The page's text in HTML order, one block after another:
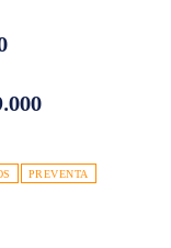
PREVENTA